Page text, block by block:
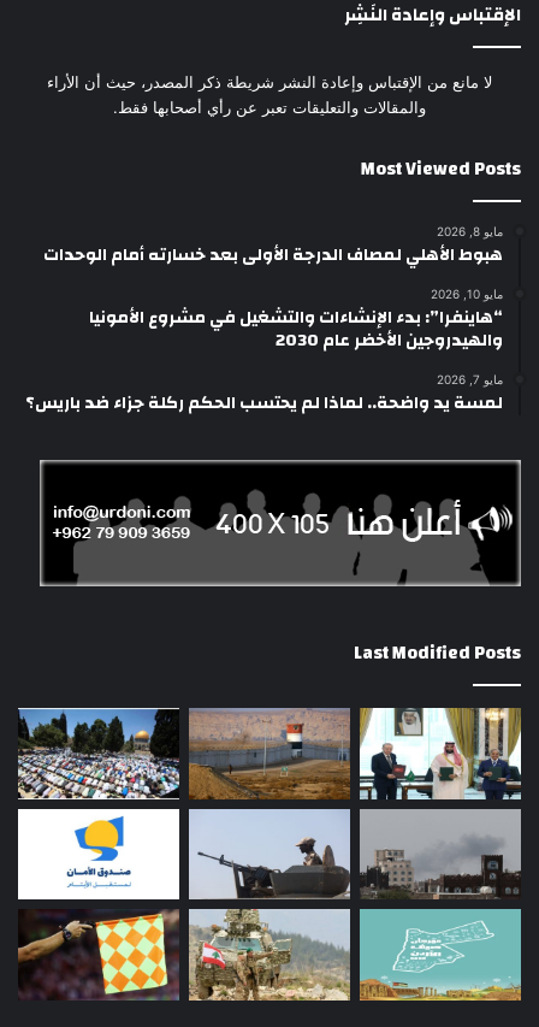
الإقتباس وإعادة النَشِر
لا مانع من الإقتباس وإعادة النشر شريطة ذكر المصدر، حيث أن الأراء
والمقالات والتعليقات تعبر عن رأي أصحابها فقط.
Most Viewed Posts
مايو 8, 2026
هبوط الأهلي لمصاف الدرجة الأولى بعد خسارته أمام الوحدات
مايو 10, 2026
“هاينفرا”: بدء الإنشاءات والتشغيل في مشروع الأمونيا
والهيدروجين الأخضر عام 2030
مايو 7, 2026
لمسة يد واضحة.. لماذا لم يحتسب الحكم ركلة جزاء ضد باريس؟
Last Modified Posts